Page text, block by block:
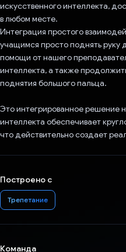
искусственного интеллекта,
в любом месте.
Интеграция простого
учащимся просто поднять руку
помощи от нашего
интеллекта, а также
поднятия большого пальца.
Это интегрированное решение
интеллекта обеспечивает
что действительно создает
Построено с
Трепетание
Команда